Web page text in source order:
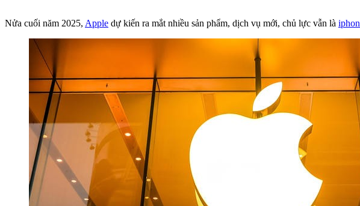
Nửa cuối năm 2025, Apple dự kiến ra mắt nhiều sản phẩm, dịch vụ mới, chủ lực vẫn là